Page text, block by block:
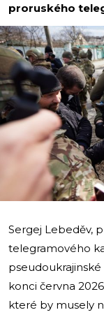
proruského
Sergej Lebeděv,
telegramového
konci června
které by musely